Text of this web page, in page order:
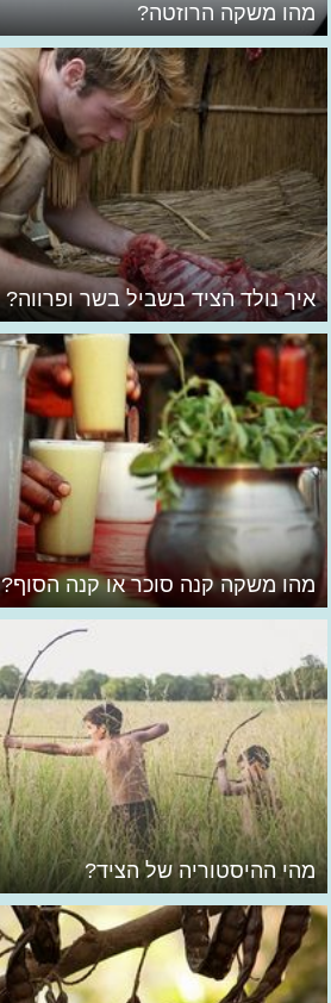
מהו משקה הרוזטה?
איך נולד הציד בשביל בשר ופרווה?
מהו משקה קנה סוכר או קנה הסוף?
מהי ההיסטוריה של הציד?